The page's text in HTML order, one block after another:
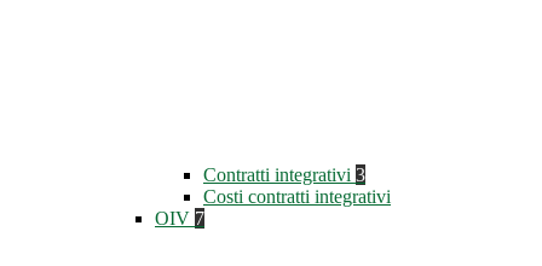
Contratti integrativi 3
Costi contratti integrativi
OIV 7